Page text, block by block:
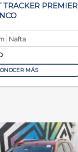
TRACKER PREMIER
Nafta
MÁS